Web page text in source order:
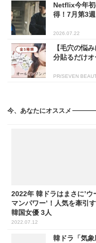
Netflix今年
得！7月第3
2026.07.22
【毛穴の悩
分貼るだけ
PR(SEVEN
今、あなたにオススメ
2022年 韓ドラはまさに’ウ
マンパワー’！人気を牽引
韓国女優 3人
2022.07.12
韓ドラ「気